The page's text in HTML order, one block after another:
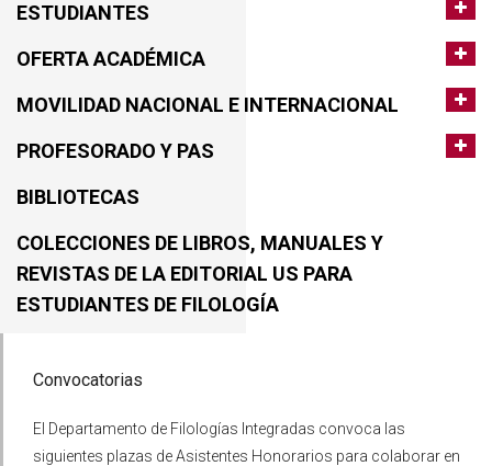
ESTUDIANTES
OFERTA ACADÉMICA
MOVILIDAD NACIONAL E INTERNACIONAL
PROFESORADO Y PAS
BIBLIOTECAS
COLECCIONES DE LIBROS, MANUALES Y
REVISTAS DE LA EDITORIAL US PARA
ESTUDIANTES DE FILOLOGÍA
Convocatorias
El Departamento de Filologías Integradas convoca las
siguientes plazas de Asistentes Honorarios para colaborar en